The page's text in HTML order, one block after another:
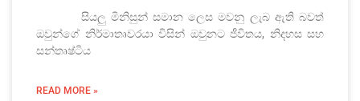
සියලු මිනිසුන් සමාන ලෙස මවනු ලැබ ඇති බවත්
ඔවුන්ගේ නිර්මාතෘවරයා විසින් ඔවුනට ජීවිතය, නිදහස සහ
සන්තෘෂ්ටිය
READ MORE »